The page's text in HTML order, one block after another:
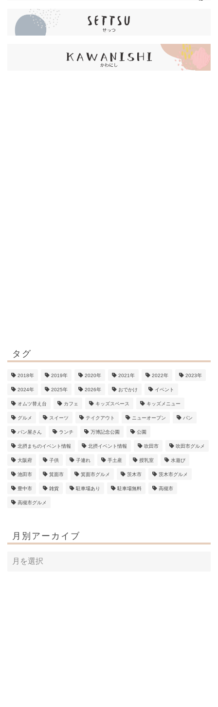
タグ
2018年 2019年 2020年 2021年 2022年 2023年
2024年 2025年 2026年 おでかけ イベント
オムツ替え台 カフェ キッズスペース キッズメニュー
グルメ スイーツ テイクアウト ニューオープン パン
パン屋さん ランチ 万博記念公園 公園
北摂まちのイベント情報 北摂イベント情報 吹田市 吹田市グルメ
大阪府 子供 子連れ 手土産 授乳室 水遊び
池田市 箕面市 箕面市グルメ 茨木市 茨木市グルメ
豊中市 雑貨 駐車場あり 駐車場無料 高槻市
高槻市グルメ
月別アーカイブ